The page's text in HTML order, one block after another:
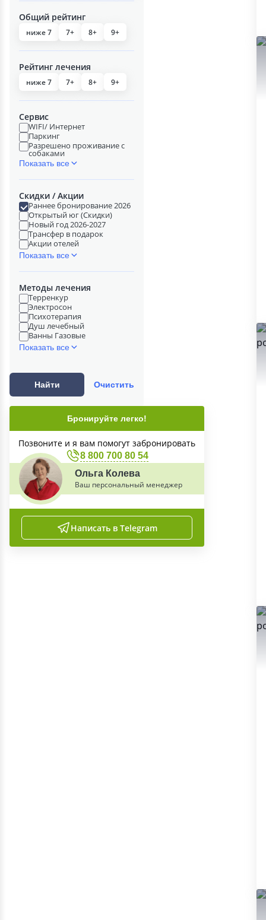
Общий рейтинг
ниже 7 7+ 8+ 9+
Рейтинг лечения
ниже 7 7+ 8+ 9+
Сервис
WIFI/ Интернет
Паркинг
Разрешено проживание с
собаками
Показать все
Скидки / Акции
Раннее бронирование 2026
Открытый юг (Скидки)
Новый год 2026-2027
Трансфер в подарок
Акции отелей
Показать все
Методы лечения
Терренкур
Электросон
Психотерапия
Душ лечебный
Ванны Газовые
Показать все
Найти Очистить
Бронируйте легко!
Позвоните и я вам помогут забронировать
8 800 700 80 54
Ольга Колева
Ваш персональный менеджер
Написать в Telegram